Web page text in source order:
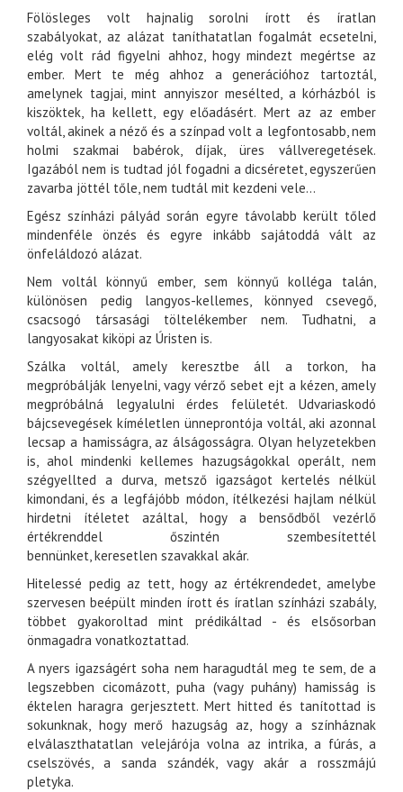
Fölösleges volt hajnalig sorolni írott és íratlan
szabályokat, az alázat taníthatatlan fogalmát ecsetelni,
elég volt rád figyelni ahhoz, hogy mindezt megértse az
ember. Mert te még ahhoz a generációhoz tartoztál,
amelynek tagjai, mint annyiszor mesélted, a kórházból is
kiszöktek, ha kellett, egy előadásért. Mert az az ember
voltál, akinek a néző és a színpad volt a legfontosabb, nem
holmi szakmai babérok, díjak, üres vállveregetések.
Igazából nem is tudtad jól fogadni a dicséretet, egyszerűen
zavarba jöttél tőle, nem tudtál mit kezdeni vele...
Egész színházi pályád során egyre távolabb került tőled
mindenféle önzés és egyre inkább sajátoddá vált az
önfeláldozó alázat.
Nem voltál könnyű ember, sem könnyű kolléga talán,
különösen pedig langyos-kellemes, könnyed csevegő,
csacsogó társasági töltelékember nem. Tudhatni, a
langyosakat kiköpi az Úristen is.
Szálka voltál, amely keresztbe áll a torkon, ha
megpróbálják lenyelni, vagy vérző sebet ejt a kézen, amely
megpróbálná legyalulni érdes felületét. Udvariaskodó
bájcsevegések kíméletlen ünneprontója voltál, aki azonnal
lecsap a hamisságra, az álságosságra. Olyan helyzetekben
is, ahol mindenki kellemes hazugságokkal operált, nem
szégyellted a durva, metsző igazságot kertelés nélkül
kimondani, és a legfájóbb módon, ítélkezési hajlam nélkül
hirdetni ítéletet azáltal, hogy a bensődből vezérlő
értékrenddel őszintén szembesítettél
bennünket, keresetlen szavakkal akár.
Hitelessé pedig az tett, hogy az értékrendedet, amelybe
szervesen beépült minden írott és íratlan színházi szabály,
többet gyakoroltad mint prédikáltad - és elsősorban
önmagadra vonatkoztattad.
A nyers igazságért soha nem haragudtál meg te sem, de a
legszebben cicomázott, puha (vagy puhány) hamisság is
éktelen haragra gerjesztett. Mert hitted és tanítottad is
sokunknak, hogy merő hazugság az, hogy a színháznak
elválaszthatatlan velejárója volna az intrika, a fúrás, a
cselszövés, a sanda szándék, vagy akár a rosszmájú
pletyka.